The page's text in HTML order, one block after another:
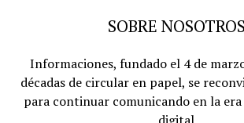
SOBRE NOSOTROS
Informaciones, fundado el 4 de
décadas de circular en papel, se
para continuar comunicando en la